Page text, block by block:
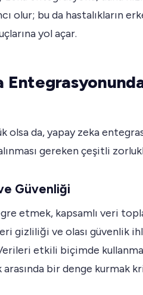
olur; bu da hastalıkların
yol açar.
olsa da, yapay zeka
gereken çeşitli
Güvenliği
etmek, kapsamlı veri
gizliliği ve olası güvenlik
etkili biçimde
bir denge kurmak